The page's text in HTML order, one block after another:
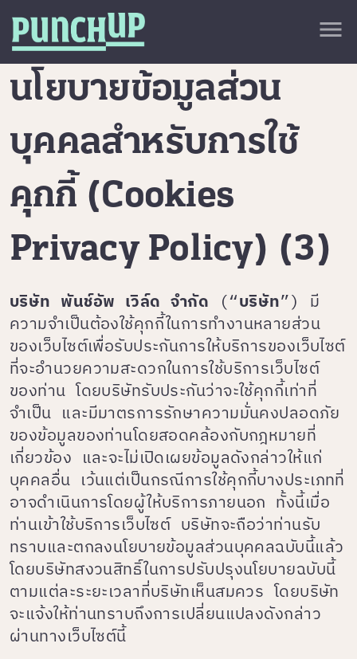
Skip to content
menu
close
About
Project
Article
ลับด้านบน
นโยบายข้อมูลส่วน
บุคคลสำหรับการใช้
คุกกี้ (Cookies
Privacy Policy) (3)
บริษัท พันช์อัพ เวิล์ด จำกัด (“บริษัท”) มี
ความจำเป็นต้องใช้คุกกี้ในการทำงานหลายส่วน
ของเว็บไซต์เพื่อรับประกันการให้บริการของเว็บไซต์
ที่จะอำนวยความสะดวกในการใช้บริการเว็บไซต์
ของท่าน โดยบริษัทรับประกันว่าจะใช้คุกกี้เท่าที่
จำเป็น และมีมาตรการรักษาความมั่นคงปลอดภัย
ของข้อมูลของท่านโดยสอดคล้องกับกฎหมายที่
เกี่ยวข้อง และจะไม่เปิดเผยข้อมูลดังกล่าวให้แก่
บุคคลอื่น เว้นแต่เป็นกรณีการใช้คุกกี้บางประเภทที่
อาจดำเนินการโดยผู้ให้บริการภายนอก ทั้งนี้เมื่อ
ท่านเข้าใช้บริการเว็บไซต์ บริษัทจะถือว่าท่านรับ
ทราบและตกลงนโยบายข้อมูลส่วนบุคคลฉบับนี้แล้ว
โดยบริษัทสงวนสิทธิ์ในการปรับปรุงนโยบายฉบับนี้
ตามแต่ละระยะเวลาที่บริษัทเห็นสมควร โดยบริษัท
จะแจ้งให้ท่านทราบถึงการเปลี่ยนแปลงดังกล่าว
ผ่านทางเว็บไซต์นี้